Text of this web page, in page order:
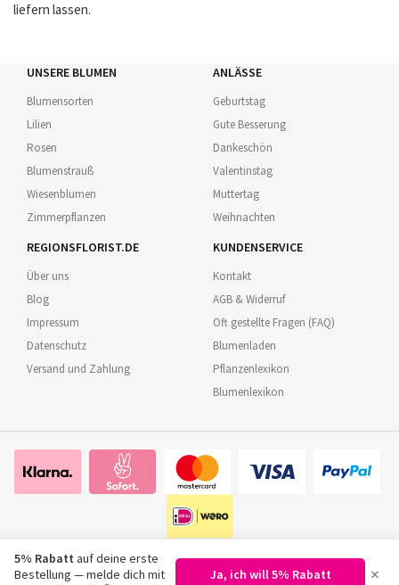
liefern lassen.
UNSERE BLUMEN
Blumensorten
Lilien
Rosen
Blumenstrauß
Wiesenblumen
Zimmerpflanzen
ANLÄSSE
Geburtstag
Gute Besserung
Dankeschön
Valentinstag
Muttertag
Weihnachten
REGIONSFLORIST.DE
Über uns
Blog
Impressum
Datenschutz
Versand und Zahlung
KUNDENSERVICE
Kontakt
AGB & Widerruf
Oft gestellte Fragen (FAQ)
Blumenladen
Pflanzenlexikon
Blumenlexikon
5% Rabatt auf deine erste
Bestellung — melde dich mit
Ja, ich will 5% Rabatt ×